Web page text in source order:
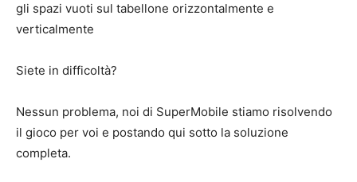
gli spazi vuoti sul tabellone orizzontalmente e
verticalmente
Siete in difficoltà?
Nessun problema, noi di SuperMobile stiamo risolvendo
il gioco per voi e postando qui sotto la soluzione
completa.